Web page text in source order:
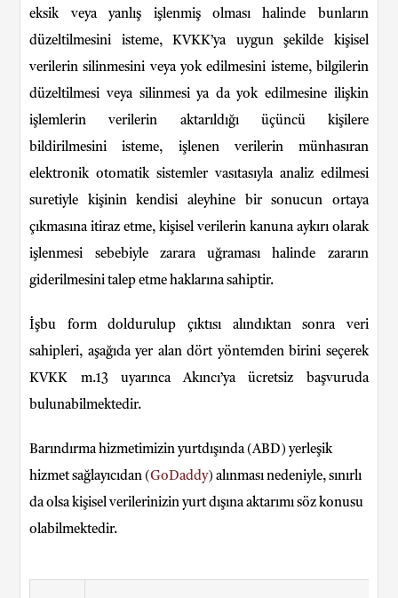
eksik veya yanlış işlenmiş olması halinde bunların
düzeltilmesini isteme, KVKK’ya uygun şekilde kişisel
verilerin silinmesini veya yok edilmesini isteme, bilgilerin
düzeltilmesi veya silinmesi ya da yok edilmesine ilişkin
işlemlerin verilerin aktarıldığı üçüncü kişilere
bildirilmesini isteme, işlenen verilerin münhasıran
elektronik otomatik sistemler vasıtasıyla analiz edilmesi
suretiyle kişinin kendisi aleyhine bir sonucun ortaya
çıkmasına itiraz etme, kişisel verilerin kanuna aykırı olarak
işlenmesi sebebiyle zarara uğraması halinde zararın
giderilmesini talep etme haklarına sahiptir.
İşbu form doldurulup çıktısı alındıktan sonra veri
sahipleri, aşağıda yer alan dört yöntemden birini seçerek
KVKK m.13 uyarınca Akıncı’ya ücretsiz başvuruda
bulunabilmektedir.
Barındırma hizmetimizin yurtdışında (ABD) yerleşik
hizmet sağlayıcıdan (GoDaddy) alınması nedeniyle,sınırlı
da olsa kişisel verilerinizin yurt dışına aktarımı söz konusu
olabilmektedir.